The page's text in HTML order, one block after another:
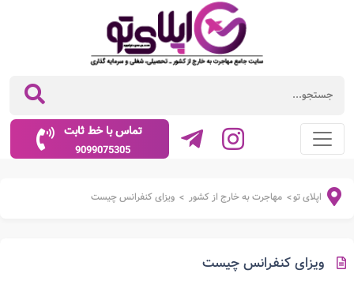
تماس با خط ثابت
9099075305
اپلای تو> مهاجرت به خارج از کشور > ویزای کنفرانس چیست
ویزای کنفرانس چیست